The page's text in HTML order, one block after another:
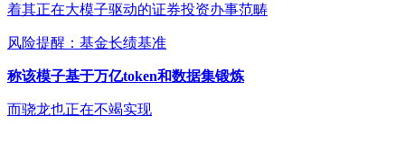
着其正在大模子驱动的证券投资办事范畴
风险提醒：基金长绩基准
称该模子基于万亿token和数据集锻炼
而骁龙也正在不竭实现